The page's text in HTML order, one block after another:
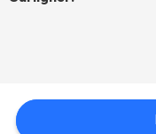
QUALITÉ